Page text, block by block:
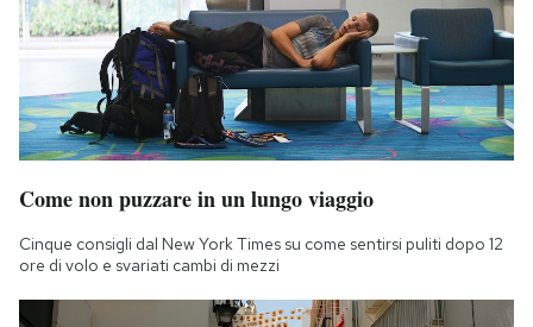
Come non puzzare in un lungo viaggio
Cinque consigli dal New York Times su come sentirsi puliti dopo 12
ore di volo e svariati cambi di mezzi